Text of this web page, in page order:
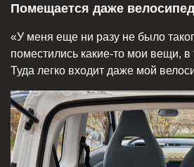
Помещается даже велосипед
«У меня еще ни разу не было
поместились какие-то мои вещи, в
Туда легко входит даже мой